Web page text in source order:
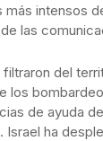
intensos
las
del
los
de ayuda
ha